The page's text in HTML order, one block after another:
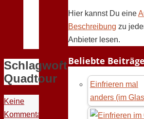
Schlagwort:
Quadtour
Keine
Kommentare
Hier kannst Du eine
Beschreibung zu
Anbieter lesen.
Beliebte Beiträge
Einfrieren mal
anders (im